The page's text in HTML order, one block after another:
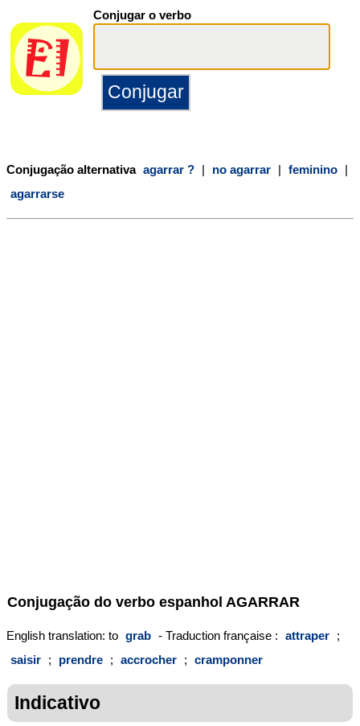
Conjugar o verbo
Conjugação alternativa agarrar ? | no agarrar | feminino |
agarrarse
Conjugação do verbo espanhol AGARRAR
English translation: to grab - Traduction française : attraper ;
saisir ; prendre ; accrocher ; cramponner
Indicativo